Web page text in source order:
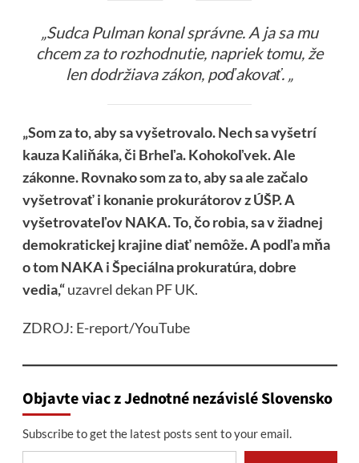
„Sudca Pulman konal správne. A ja sa mu
chcem za to rozhodnutie, napriek tomu, že
len dodržiava zákon, poďakovať. „
„Som za to, aby sa vyšetrovalo. Nech sa vyšetrí
kauza Kaliňáka, či Brheľa. Kohokoľvek. Ale
zákonne. Rovnako som za to, aby sa ale začalo
vyšetrovať i konanie prokurátorov z ÚŠP. A
vyšetrovateľov NAKA. To, čo robia, sa v žiadnej
demokratickej krajine diať nemôže. A podľa mňa
o tom NAKA i Špeciálna prokuratúra, dobre
vedia,“uzavrel dekan PF UK.
ZDROJ: E-report/YouTube
Objavte viac z Jednotné nezávislé Slovensko
Subscribe to get the latest posts sent to your email.
Type your email…